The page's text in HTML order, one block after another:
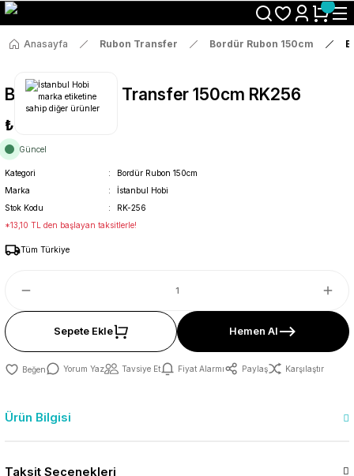
Size Özel "HG10" Koduyla Sepette Hemen %10 İndirimi Kaçırma
Anasayfa Rubon Transfer Bordür Rubon 150cm
Bordür Rub On Transfer 150cm RK256
₺69
Güncel
Kategori
Bordür Rubon 150cm
Marka
İstanbul Hobi
Stok Kodu
RK-256
*13,10 TL den başlayan taksitlerle!
Tüm Türkiye
Sepete Ekle Hemen Al
Yorum Yaz Tavsiye Et Fiyat Alarmı Paylaş Karşılaştır
Ürün Bilgisi
Taksit Seçenekleri